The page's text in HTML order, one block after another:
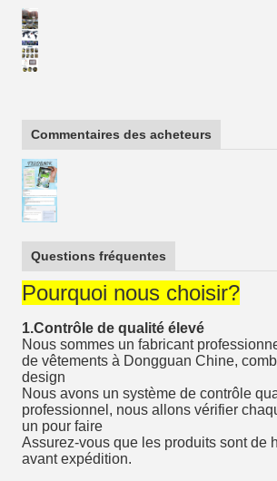
Commentaires des acheteurs
Questions fréquentes
Pourquoi nous choisir?
1.Contrôle de qualité élevé
Nous sommes un fabricant
de vêtements à Dongguan Chine,
design
Nous avons un système de contrôle
professionnel, nous allons vérifier
un pour faire
Assurez-vous que les produits sont de
avant expédition.